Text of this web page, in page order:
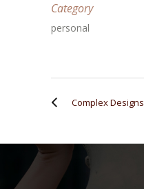
Category
personal
Complex Designs